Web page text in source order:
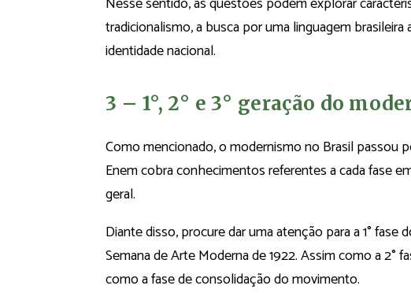
tradicionalismo, a busca por uma linguagem
identidade nacional.
3 – 1°, 2° e 3° geração do
Como mencionado, o modernismo no Brasil passou
Enem cobra conhecimentos referentes a cada fase
geral.
Diante disso, procure dar uma atenção para a 1° fase
Semana de Arte Moderna de 1922. Assim como a 2°
como a fase de consolidação do movimento.